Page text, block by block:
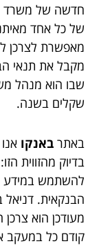
חדשה של משרד
של כל אחד
מאפשרת לצרכן
מקבל את תנאי
שבו הוא מנהל
שקלים בשנה.
באתר באנקו
בדיוק מהזווית
להשתמש במידע
הבנקאית. דניאל
מעודכן הוא צרכן
קודם כל במעקב